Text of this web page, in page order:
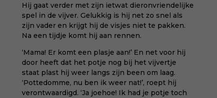
Hij gaat verder met zijn ietwat dieronvriendelijke
spel in de vijver. Gelukkig is hij net zo snel als
zijn vader en krijgt hij de visjes niet te pakken.
Na een tijdje komt hij aan rennen.
‘Mama! Er komt een plasje aan!’ En net voor hij
door heeft dat het potje nog bij het vijvertje
staat plast hij weer langs zijn been om laag.
‘Pottedomme, nu ben ik weer nat!’, roept hij
verontwaardigd. ‘Ja joehoe! Ik had je potje toch